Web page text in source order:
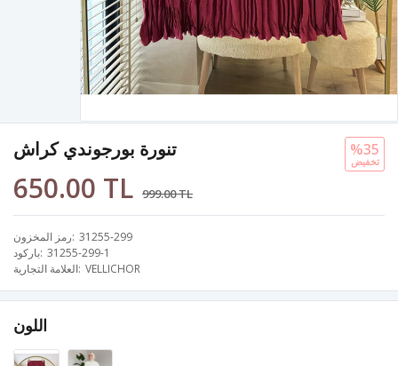
تنورة بورجوندي كراش
650.00 TL 999.00 TL
%35
تخفيض
رمز المخزون 31255-299
باركود 31255-299-1
العلامة التجارية VELLICHOR
اللون